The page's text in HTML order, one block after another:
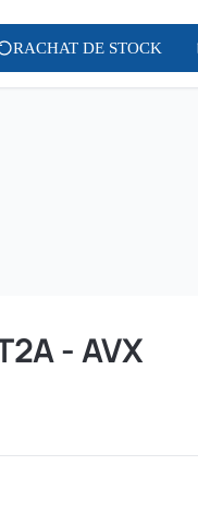
RACHAT DE STOCK
- AVX